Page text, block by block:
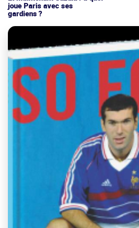
joue Paris avec ses
gardiens ?